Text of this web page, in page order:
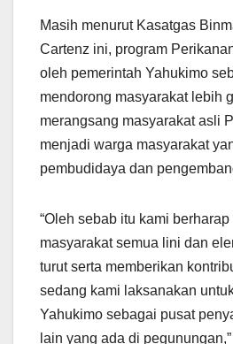
Masih menurut Kasatgas
Cartenz ini, program
oleh pemerintah Yahukimo
mendorong masyarakat lebih
merangsang masyarakat asli
menjadi warga masyarakat
pembudidaya dan
“Oleh sebab itu kami
masyarakat semua lini dan
turut serta memberikan
sedang kami laksanakan
Yahukimo sebagai pusat
lain yang ada di